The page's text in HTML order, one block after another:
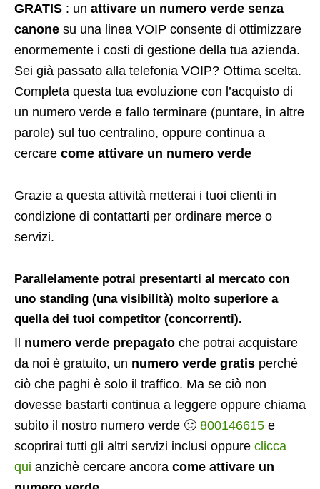
GRATIS : un attivare un numero verde senza
canone su una linea VOIP consente di ottimizzare
enormemente i costi di gestione della tua azienda.
Sei già passato alla telefonia VOIP? Ottima scelta.
Completa questa tua evoluzione con l’acquisto di
un numero verde e fallo terminare (puntare, in altre
parole) sul tuo centralino, oppure continua a
cercare come attivare un numero verde
Grazie a questa attività metterai i tuoi clienti in
condizione di contattarti per ordinare merce o
servizi.
Parallelamente potrai presentarti al mercato con
uno standing (una visibilità) molto superiore a
quella dei tuoi competitor (concorrenti).
Il numero verde prepagato che potrai acquistare
da noi è gratuito, un numero verde gratis perché
ciò che paghi è solo il traffico. Ma se ciò non
dovesse bastarti continua a leggere oppure chiama
subito il nostro numero verde 🙂 800146615 e
scoprirai tutti gli altri servizi inclusi oppure clicca
qui anzichè cercare ancora come attivare un